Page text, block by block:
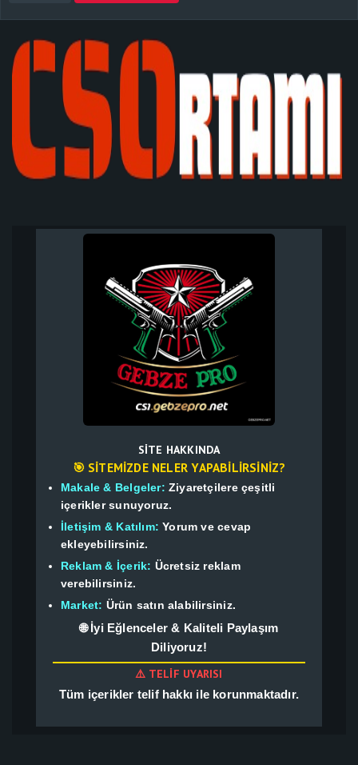
SITE HAKKINDA
🎯 SITEMIZDE NELER YAPABILIRSINIZ?
Makale & Belgeler: Ziyaretçilere çeşitli
içerikler sunuyoruz.
İletişim & Katılım: Yorum ve cevap
ekleyebilirsiniz.
Reklam & İçerik: Ücretsiz reklam
verebilirsiniz.
Market: Ürün satın alabilirsiniz.
🌐 İyi Eğlenceler & Kaliteli Paylaşım
Diliyoruz!
⚠️ TELIF UYARISI
Tüm içerikler telif hakkı ile korunmaktadır.